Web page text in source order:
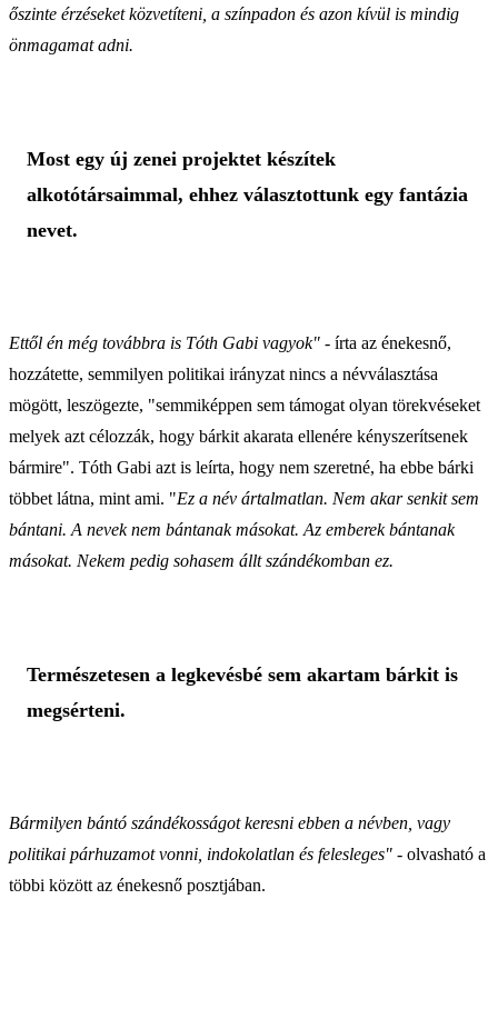
őszinte érzéseket közvetíteni, a színpadon és azon kívül is mindig
önmagamat adni.
Most egy új zenei projektet készítek
alkotótársaimmal, ehhez választottunk egy fantázia
nevet.
Ettől én még továbbra is Tóth Gabi vagyok" - írta az énekesnő,
hozzátette, semmilyen politikai irányzat nincs a névválasztása
mögött, leszögezte, "semmiképpen sem támogat olyan törekvéseket
melyek azt célozzák, hogy bárkit akarata ellenére kényszerítsenek
bármire". Tóth Gabi azt is leírta, hogy nem szeretné, ha ebbe bárki
többet látna, mint ami. "Ez a név ártalmatlan. Nem akar senkit sem
bántani. A nevek nem bántanak másokat. Az emberek bántanak
másokat. Nekem pedig sohasem állt szándékomban ez.
Természetesen a legkevésbé sem akartam bárkit is
megsérteni.
Bármilyen bántó szándékosságot keresni ebben a névben, vagy
politikai párhuzamot vonni, indokolatlan és felesleges" - olvasható a
többi között az énekesnő posztjában.